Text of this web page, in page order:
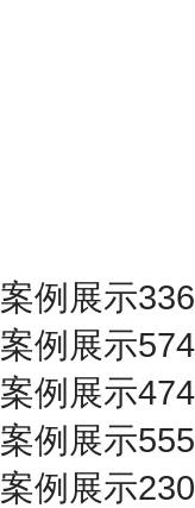
案例展示
案例展示
案例展示
案例展示
案例展示